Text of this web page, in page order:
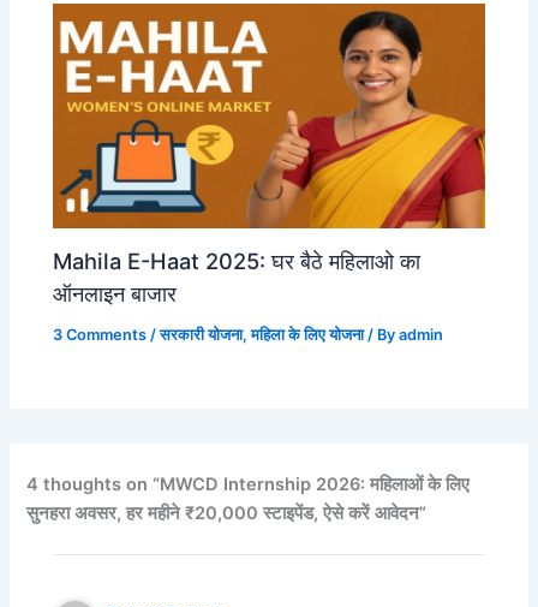
Mahila E-Haat 2025: घर बैठे महिलाओ का
ऑनलाइन बाजार
3 Comments /सरकारी योजना,महिला के लिए योजना/ Byadmin
4 thoughts on “MWCD Internship 2026: महिलाओं के लिए
सुनहरा अवसर, हर महीने ₹20,000 स्टाइपेंड, ऐसे करें आवेदन”